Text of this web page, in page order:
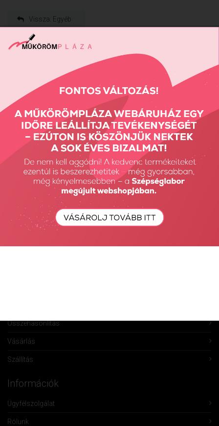
Vissza: Egyéb
Előző termék
Részletes Kereső
Keresés...
Keresés
Fiók Karbantartás
Összehasonlítás
Vásárlás
Szállítás
Információk
Ügyfélszolgálat
Rólunk